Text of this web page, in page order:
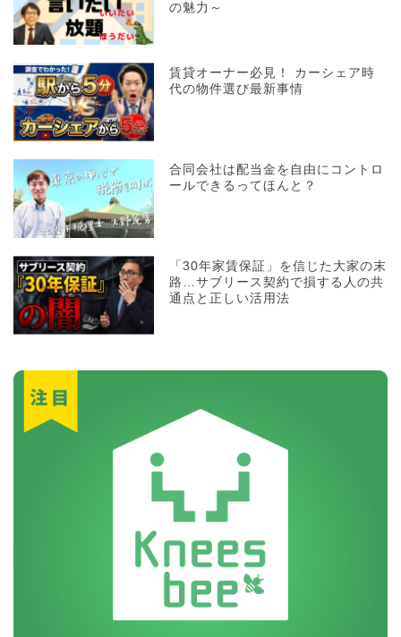
の魅力～
賃貸オーナー必見！ カーシェア時
代の物件選び最新事情
合同会社は配当金を自由にコントロ
ールできるってほんと？
「30年家賃保証」を信じた大家の末
路…サブリース契約で損する人の共
通点と正しい活用法